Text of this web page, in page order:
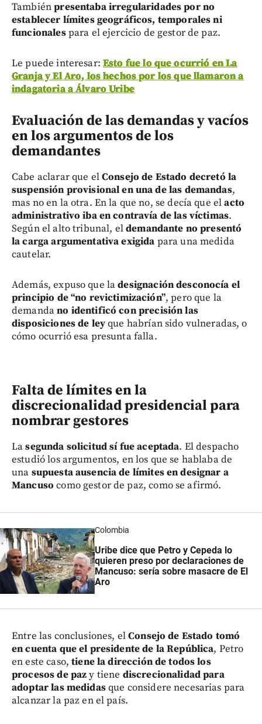
Tambiénpresentaba irregularidades por no
establecer límites geográficos, temporales ni
funcionalespara el ejercicio de gestor de paz.
Le puede interesar: Esto fue lo que ocurrió en La
Granja y El Aro, los hechos por los que llamaron a
indagatoria a Álvaro Uribe
Evaluación de las demandas y vacíos
en los argumentos de los
demandantes
Cabe aclarar que elConsejo de Estado decretó la
suspensión provisional en una de las demandas,
mas no en la otra. En la que no, se decía que elacto
administrativo iba en contravía de las víctimas.
Según el alto tribunal, eldemandante no presentó
la carga argumentativa exigida para una medida
cautelar.
Además, expuso que ladesignación desconocía el
principio de “no revictimización”, pero que la
demandano identificó con precisión las
disposiciones de leyque habrían sido vulneradas, o
cómo ocurrió esa presunta falla.
Falta de límites en la
discrecionalidad presidencial para
nombrar gestores
Lasegunda solicitud sí fue aceptada. El despacho
estudió los argumentos, en los que se hablaba de
una supuesta ausencia de límites en designar a
Mancuso como gestor de paz, como se afirmó.
Colombia
Uribe dice que Petro y Cepeda lo
quieren preso por declaraciones de
Mancuso: sería sobre masacre de El
Aro
Entre las conclusiones, elConsejo de Estado tomó
en cuenta que el presidente de la República, Petro
en este caso,tiene la dirección de todos los
procesos de pazy tiene discrecionalidad para
adoptar las medidasque considere necesarias para
alcanzar la paz en el país.